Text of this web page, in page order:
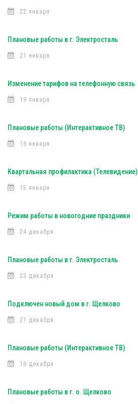
22 января
Плановые работы в г. Электросталь
21 января
Изменение тарифов на телефонную связь
19 января
Плановые работы (Интерактивное ТВ)
16 января
Квартальная профилактика (Телевидение)
15 января
Режим работы в новогодние праздники
24 декабря
Плановые работы в г. Электросталь
23 декабря
Подключен новый дом в г. Щелково
21 декабря
Плановые работы (Интерактивное ТВ)
16 декабря
Плановые работы в г. о. Щелково